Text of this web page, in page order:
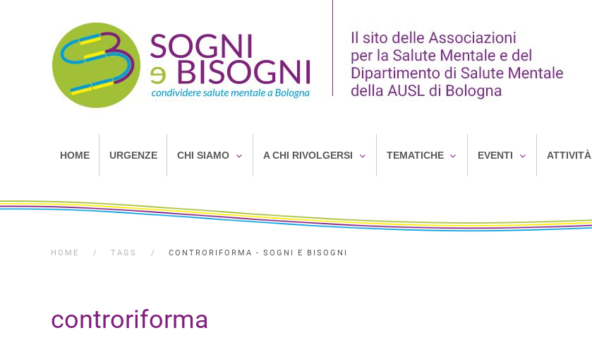
HOME URGENZE CHI SIAMO A CHI RIVOLGERSI TEMATICHE EVENTI ATTIVITÀ
HOME TAGS CONTRORIFORMA - SOGNI E BISOGNI
controriforma